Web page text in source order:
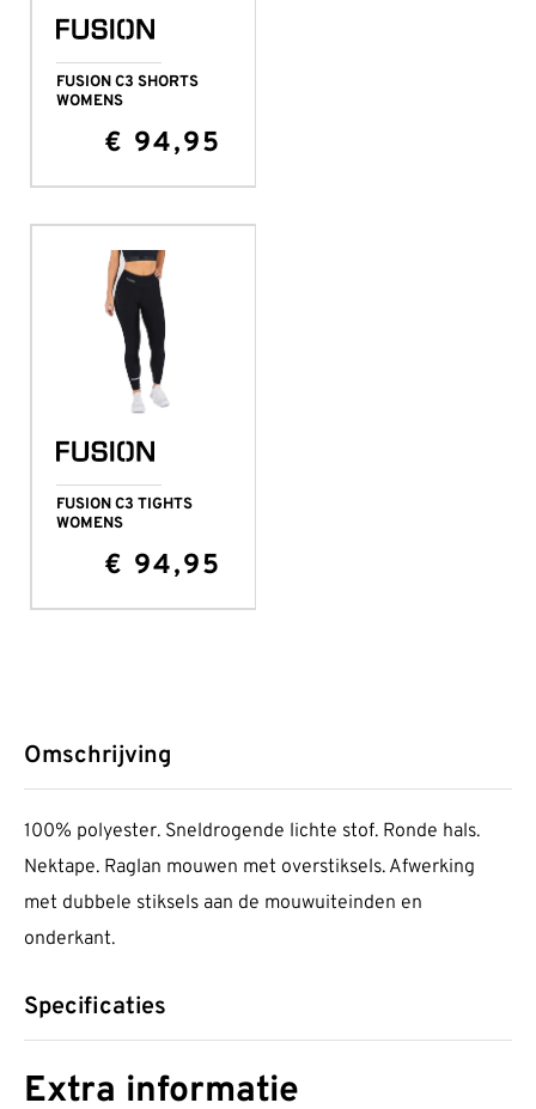
FUSION C3 SHORTS
WOMENS
€ 94,95
FUSION C3 TIGHTS
WOMENS
€ 94,95
Omschrijving
100% polyester. Sneldrogende lichte stof. Ronde hals.
Nektape. Raglan mouwen met overstiksels. Afwerking
met dubbele stiksels aan de mouwuiteinden en
onderkant.
Specificaties
Extra informatie